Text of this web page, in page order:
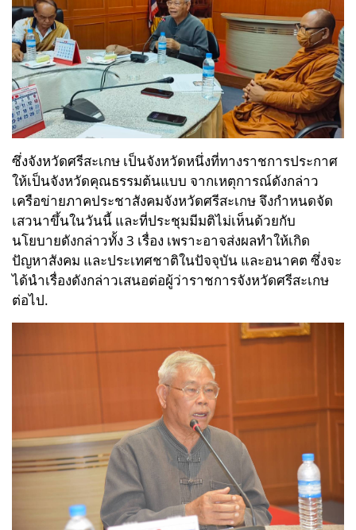
ซึ่งจังหวัดศรีสะเกษ เป็นจังหวัดหนึ่งที่ทางราชการประกาศ
ให้เป็นจังหวัดคุณธรรมต้นแบบ จากเหตุการณ์ดังกล่าว
เครือข่ายภาคประชาสังคมจังหวัดศรีสะเกษ จึงกำหนดจัด
เสวนาขึ้นในวันนี้ และที่ประชุมมีมติไม่เห็นด้วยกับ
นโยบายดังกล่าวทั้ง 3 เรื่อง เพราะอาจส่งผลทำให้เกิด
ปัญหาสังคม และประเทศชาติในปัจจุบัน และอนาคต ซึ่งจะ
ได้นำเรื่องดังกล่าวเสนอต่อผู้ว่าราชการจังหวัดศรีสะเกษ
ต่อไป.